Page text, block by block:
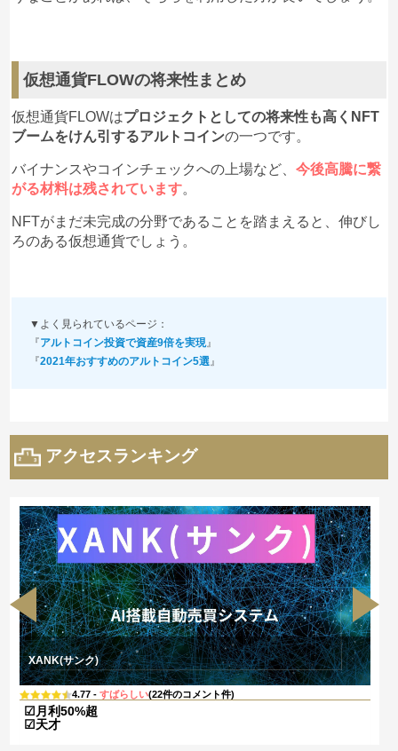
仮想通貨FLOWの将来性まとめ
仮想通貨FLOWはプロジェクトとしての将来性も高くNFT
ブームをけん引するアルトコインの一つです。
バイナンスやコインチェックへの上場など、今後高騰に繋
がる材料は残されています。
NFTがまだ未完成の分野であることを踏まえると、伸びし
ろのある仮想通貨でしょう。
▼よく見られているページ：
『アルトコイン投資で資産9倍を実現』
『2021年おすすめのアルトコイン5選』
アクセスランキング
XANK(サンク)
4.77 - すばらしい(22件のコメント件)
☑月利50%超
☑天才